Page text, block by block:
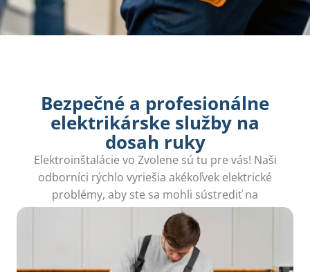
Bezpečné a profesionálne
elektrikárske služby na
dosah ruky
Elektroinštalácie vo Zvolene sú tu pre vás! Naši
odborníci rýchlo vyriešia akékoľvek elektrické
problémy, aby ste sa mohli sústrediť na
dôležitejšie veci. Spoľahnite sa na našu pomoc!